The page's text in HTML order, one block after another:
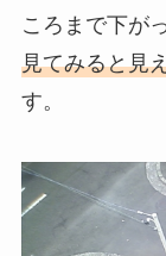
ころまで下が
見てみると見
す。